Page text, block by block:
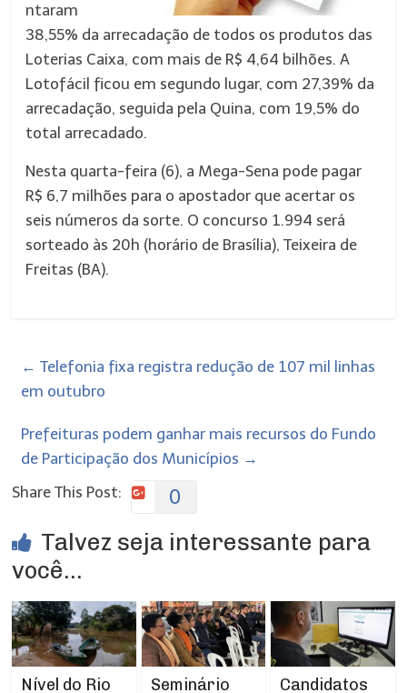
ntaram
38,55% da arrecadação de todos os produtos das
Loterias Caixa, com mais de R$ 4,64 bilhões. A
Lotofácil ficou em segundo lugar, com 27,39% da
arrecadação, seguida pela Quina, com 19,5% do
total arrecadado.
Nesta quarta-feira (6), a Mega-Sena pode pagar
R$ 6,7 milhões para o apostador que acertar os
seis números da sorte. O concurso 1.994 será
sorteado às 20h (horário de Brasília), Teixeira de
Freitas (BA).
← Telefonia fixa registra redução de 107 mil linhas
em outubro
Prefeituras podem ganhar mais recursos do Fundo
de Participação dos Municípios →
Share This Post:
0
Talvez seja interessante para
você...
Nível do Rio Seminário Candidatos